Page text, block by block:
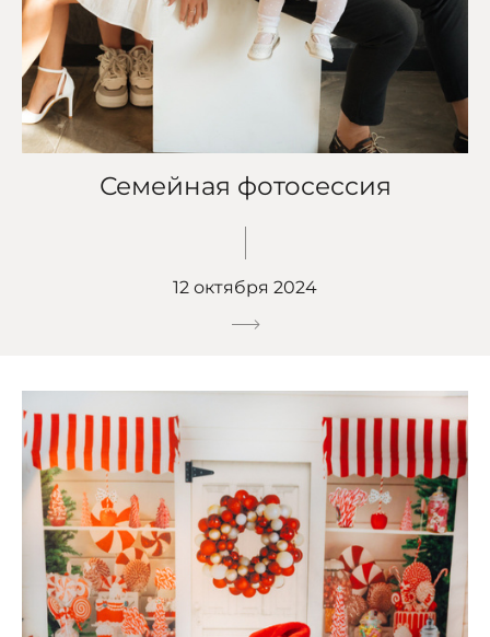
Семейная фотосессия
12 октября 2024